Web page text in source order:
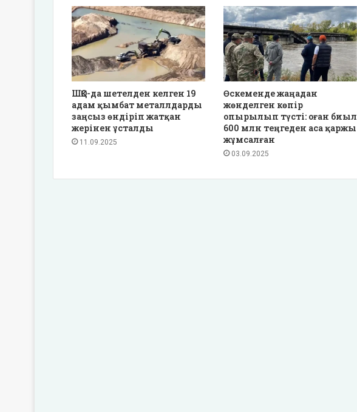
ШҚО-да шетелден келген 19
адам қымбат металлдарды
заңсыз өндіріп жатқан
жерінен ұсталды
11.09.2025
Өскеменде жаңадан
жөнделген көпір
опырылып түсті: оған биыл
600 млн теңгеден аса қаржы
жұмсалған
03.09.2025